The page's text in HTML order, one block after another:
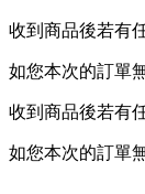
收到商品後若有
如您本次的訂單
收到商品後若有
如您本次的訂單